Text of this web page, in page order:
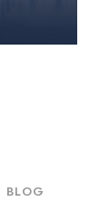
BLOG